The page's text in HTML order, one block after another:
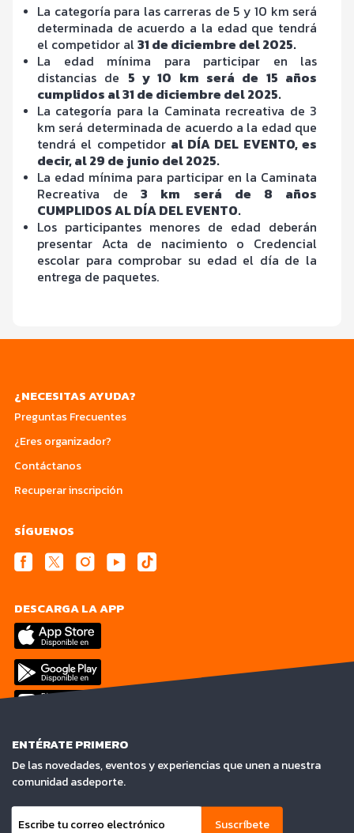
La categoría para las carreras de 5 y 10 km será
determinada de acuerdo a la edad que tendrá
el competidor al31 de diciembre del 2025.
La edad mínima para participar en las
distancias de 5 y 10 km será de 15 años
cumplidos al 31 de diciembre del 2025.
La categoría para la Caminata recreativa de 3
km será determinada de acuerdo a la edad que
tendrá el competidor al DÍA DEL EVENTO, es
decir, al 29 de junio del 2025.
La edad mínima para participar en la Caminata
Recreativa de 3 km será de 8 años
CUMPLIDOS AL DÍA DEL EVENTO.
Los participantes menores de edad deberán
presentar Acta de nacimiento o Credencial
escolar para comprobar su edad el día de la
entrega de paquetes.
¿NECESITAS AYUDA?
Preguntas Frecuentes
¿Eres organizador?
Contáctanos
Recuperar inscripción
SÍGUENOS
DESCARGA LA APP
ENTÉRATE PRIMERO
De las novedades, eventos y experiencias que unen a nuestra
comunidad asdeporte.
Suscríbete